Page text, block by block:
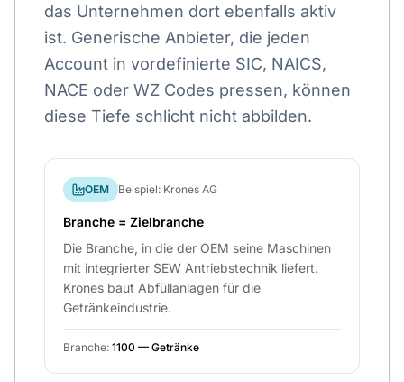
das Unternehmen dort ebenfalls aktiv
ist. Generische Anbieter, die jeden
Account in vordefinierte SIC, NAICS,
NACE oder WZ Codes pressen, können
diese Tiefe schlicht nicht abbilden.
OEM Beispiel: Krones AG
Branche = Zielbranche
Die Branche, in die der OEM seine Maschinen
mit integrierter SEW Antriebstechnik liefert.
Krones baut Abfüllanlagen für die
Getränkeindustrie.
Branche: 1100 — Getränke